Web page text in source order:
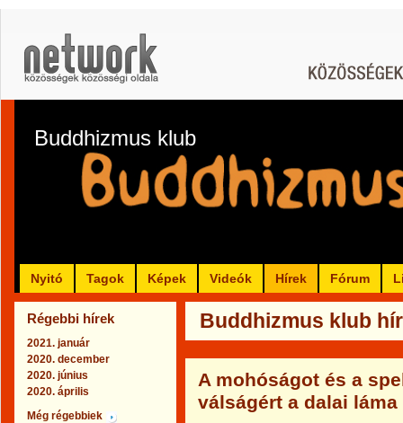
Buddhizmus klub
Nyitó Tagok Képek Videók Hírek Fórum
Régebbi hírek
2021. január
2020. december
2020. június
2020. április
Még régebbiek
Buddhizmus klub
A mohóságot és a
válságért a dalai láma